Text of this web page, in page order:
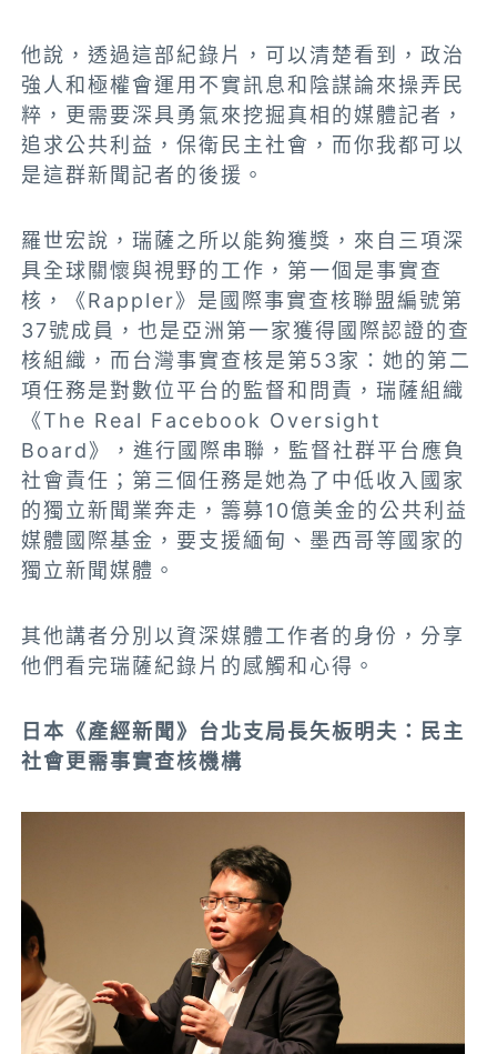
他說，透過這部紀錄片，可以清楚看到，政治
強人和極權會運用不實訊息和陰謀論來操弄民
粹，更需要深具勇氣來挖掘真相的媒體記者，
追求公共利益，保衛民主社會，而你我都可以
是這群新聞記者的後援。
羅世宏說，瑞薩之所以能夠獲獎，來自三項深
具全球關懷與視野的工作，第一個是事實查
核，《Rappler》是國際事實查核聯盟編號第
37號成員，也是亞洲第一家獲得國際認證的查
核組織，而台灣事實查核是第53家：她的第二
項任務是對數位平台的監督和問責，瑞薩組織
《The Real Facebook Oversight
Board》，進行國際串聯，監督社群平台應負
社會責任；第三個任務是她為了中低收入國家
的獨立新聞業奔走，籌募10億美金的公共利益
媒體國際基金，要支援緬甸、墨西哥等國家的
獨立新聞媒體。
其他講者分別以資深媒體工作者的身份，分享
他們看完瑞薩紀錄片的感觸和心得。
日本《產經新聞》台北支局長矢板明夫：民主
社會更需事實查核機構